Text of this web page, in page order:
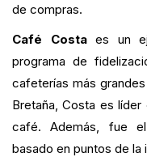
de compras.
Café Costaes un
programa de
cafeterías más
Bretaña, Costa es
café. Además, fue
basado en puntos de la